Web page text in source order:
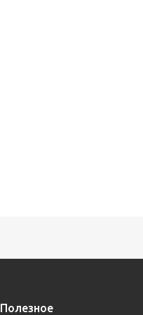
Полезное